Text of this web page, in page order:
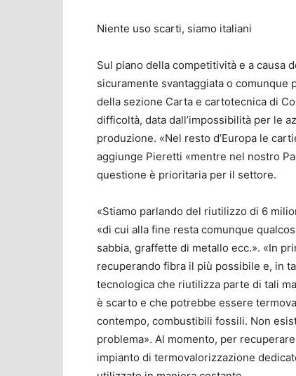
Niente uso scarti, siamo italiani
Sul piano della competitività e a causa
sicuramente svantaggiata o
della sezione Carta e cartotecnica di
difficoltà, data dall’impossibilità per le
produzione. «Nel resto d’Europa le
aggiunge Pieretti «mentre nel nostro
questione è prioritaria per il settore.
«Stiamo parlando del riutilizzo di 6
«di cui alla fine resta comunque
sabbia, graffette di metallo ecc.». «In
recuperando fibra il più possibile e, in
tecnologica che riutilizza parte di tali
è scarto e che potrebbe essere
contempo, combustibili fossili. Non
problema». Al momento, per
impianto di termovalorizzazione